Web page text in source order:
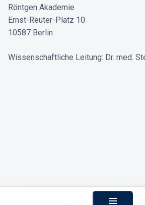
Röntgen Akademie
Ernst-Reuter-Platz 10
10587 Berlin
Wissenschaftliche Leitung: Dr. med.